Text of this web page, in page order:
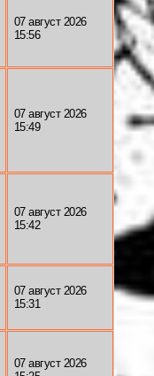
07 август 2026
15:56
07 август 2026
15:49
07 август 2026
15:42
07 август 2026
15:31
07 август 2026